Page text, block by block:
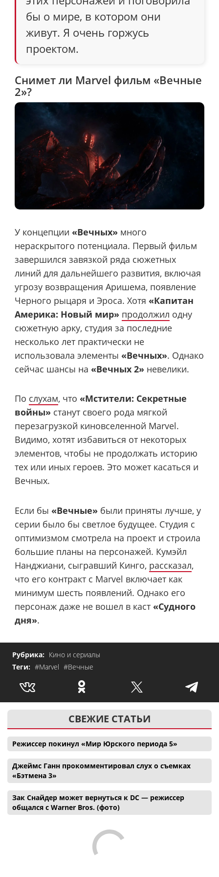
бы о мире, в котором они
живут. Я очень горжусь
проектом.
Снимет ли Marvel фильм «Вечные
2»?
У концепции «Вечных» много
нераскрытого потенциала. Первый фильм
завершился завязкой ряда сюжетных
линий для дальнейшего развития, включая
угрозу возвращения Аришема, появление
Черного рыцаря и Эроса. Хотя «Капитан
Америка: Новый мир» продолжил одну
сюжетную арку, студия за последние
несколько лет практически не
использовала элементы «Вечных». Однако
сейчас шансы на «Вечных 2» невелики.
По слухам, что «Мстители: Секретные
войны» станут своего рода мягкой
перезагрузкой киновселенной Marvel.
Видимо, хотят избавиться от некоторых
элементов, чтобы не продолжать историю
тех или иных героев. Это может касаться и
Вечных.
Если бы «Вечные» были приняты лучше, у
серии было бы светлое будущее. Студия с
оптимизмом смотрела на проект и строила
большие планы на персонажей. Кумэйл
Нанджиани, сыгравший Кинго, рассказал,
что его контракт с Marvel включает как
минимум шесть появлений. Однако его
персонаж даже не вошел в каст «Судного
дня».
Рубрика: Кино и сериалы
Теги: #Marvel #Вечные
СВЕЖИЕ СТАТЬИ
Режиссер покинул «Мир Юрского периода 5»
Джеймс Ганн прокомментировал слух о съемках
«Бэтмена 3»
Зак Снайдер может вернуться к DC — режиссер
общался с Warner Bros. (фото)